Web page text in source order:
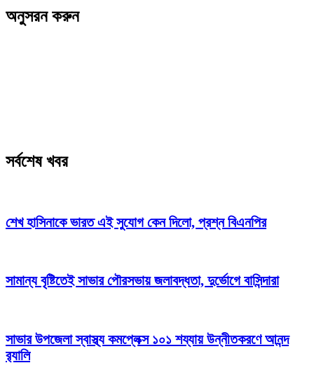
অনুসরন করুন
সর্বশেষ খবর
শেখ হাসিনাকে ভারত এই সুযোগ কেন দিলো, প্রশ্ন বিএনপির
সামান্য বৃষ্টিতেই সাভার পৌরসভায় জলাবদ্ধতা, দুর্ভোগে বাসিন্দারা
সাভার উপজেলা স্বাস্থ্য কমপ্লেক্স ১০১ শয্যায় উন্নীতকরণে আনন্দ
র‍্যালি